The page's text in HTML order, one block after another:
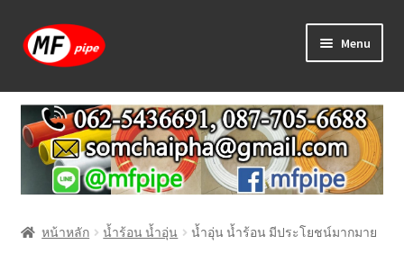
Skip
to
Skip
to
Menu
หน้าแรก
ร้านค้า
วิธีการเดินท่อ PAP
บทความ
หน้าหลัก น้ำร้อน น้ำอุ่น น้ำอุ่น น้ำร้อน มีประโยชน์มากมาย